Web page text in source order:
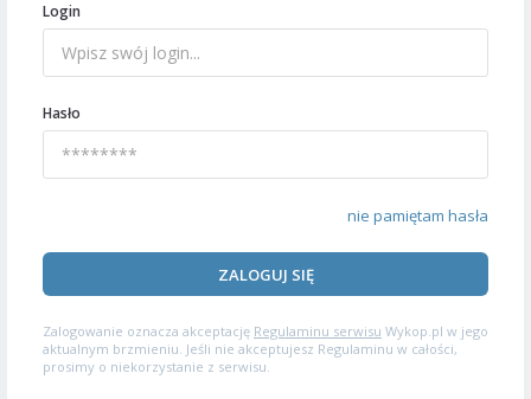
Login
Hasło
nie pamiętam hasła
ZALOGUJ SIĘ
Zalogowanie oznacza akceptację Regulaminu serwisu Wykop.pl w jego
aktualnym brzmieniu. Jeśli nie akceptujesz Regulaminu w całości,
prosimy o niekorzystanie z serwisu.